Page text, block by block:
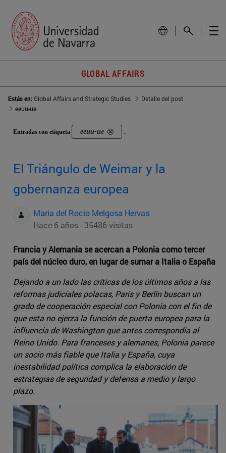
GLOBAL AFFAIRS
Estás en:Global Affairs and Strategic Studies
Detalle del post
eeuu-ue
Entradas con etiqueta eeuu-ue .
El Triángulo de Weimar y la
gobernanza europea
Maria del Rocio Melgosa Hervas
Hace 6 años - 35486 visitas
Francia y Alemania se acercan a Polonia como tercer
país del núcleo duro, en lugar de sumar a Italia o España
Dejando a un lado las críticas de los últimos años a las
reformas judiciales polacas, París y Berlín buscan un
grado de cooperación especial con Polonia con el fin de
que esta no ejerza la función de puerta europea para la
influencia de Washington que antes correspondía al
Reino Unido. Para franceses y alemanes, Polonia parece
un socio más fiable que Italia y España, cuya
inestabilidad política complica la elaboración de
estrategias de seguridad y defensa a medio y largo
plazo.